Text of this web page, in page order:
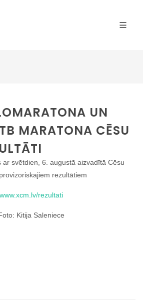
UN
MARATONA CĒSU
ar svētdien, 6. augustā aizvadītā Cēsu
rezultātiem
www.xcm.lv/rezultati
Kitija Saleniece